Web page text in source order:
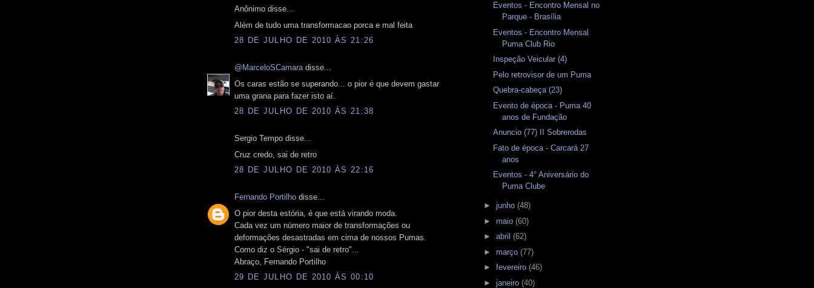
Anônimo disse...
Além de tudo uma transformacao porca e mal feita
28 DE JULHO DE 2010 ÀS 21:26
@MarceloSCamaradisse...
Os caras estão se superando... o pior é que devem gastar
uma grana para fazer isto aí.
28 DE JULHO DE 2010 ÀS 21:38
Sergio Tempo disse...
Cruz credo, sai de retro
28 DE JULHO DE 2010 ÀS 22:16
Fernando Portilho disse...
O pior desta estória, é que está virando moda.
Cada vez um número maior de transformações ou
deformações desastradas em cima de nossos Pumas.
Como diz o Sérgio - "sai de retro"...
Abraço, Fernando Portilho
29 DE JULHO DE 2010 ÀS 00:10
Eventos - Encontro Mensal no
Parque - Brasília
Eventos - Encontro Mensal
Puma Club Rio
Inspeção Veicular (4)
Pelo retrovisor de um Puma
Quebra-cabeça (23)
Evento de época - Puma 40
anos de Fundação
Anuncio (77) II Sobrerodas
Fato de época - Carcará 27
anos
Eventos - 4° Aniversário do
Puma Clube
► junho (48)
► maio (60)
► abril (62)
► março (77)
► fevereiro (46)
► janeiro (40)